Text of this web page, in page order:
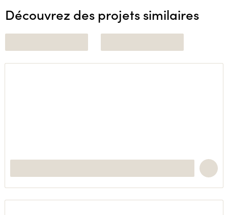
Découvrez des projets similaires